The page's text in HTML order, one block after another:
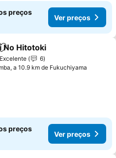
preços
Ver preços
Adicionar aos favoritos
No Hitotoki
Excelente
6
a 10.9 km de Fukuchiyama
preços
Ver preços